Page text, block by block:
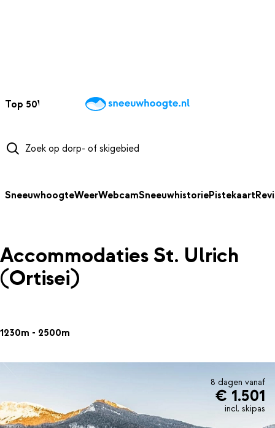
Top 50Webcams WintersportweerKaarten
SneeuwhoogteWeerWebcamSneeuwhistoriePistekaart
Accommodaties St. Ulrich
(Ortisei)
1230m - 2500m
8 dagen vanaf
€ 1.501
incl. skipas